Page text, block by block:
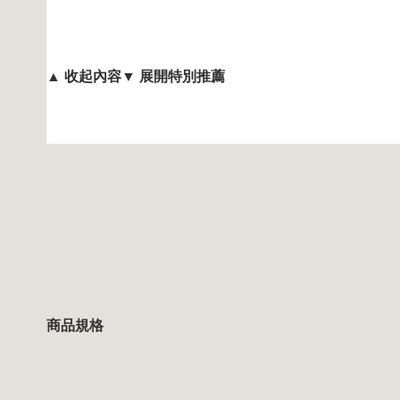
▲ 收起內容▼ 展開特別推薦
商品規格